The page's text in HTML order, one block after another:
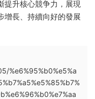
提升核心競争力，展現
增長、持續向好的發展
%e6%95%b0%e5%a